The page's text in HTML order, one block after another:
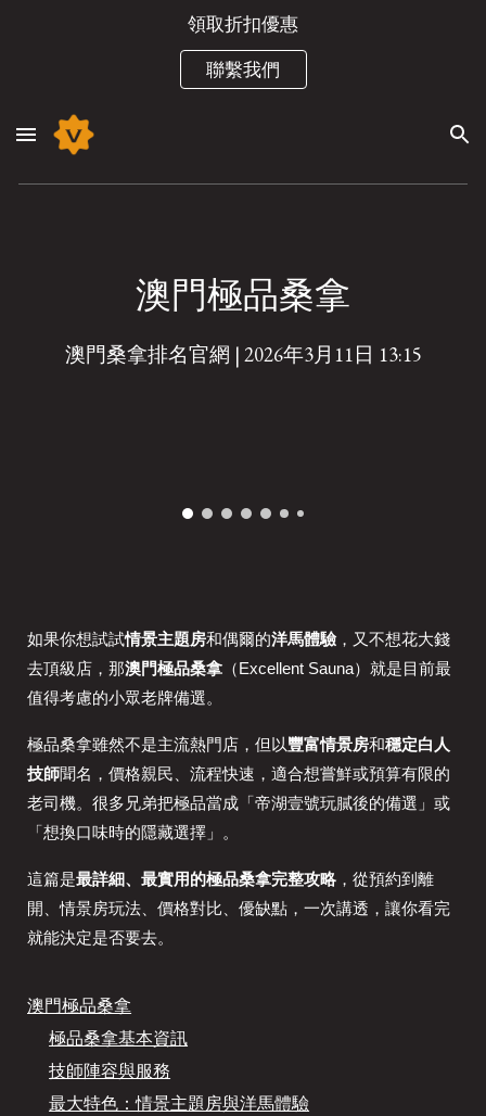
領取折扣優惠
聯繫我們
澳門極品桑拿
澳門桑拿排名官網 | 2026年3月11日 13:15
如果你想試試情景主題房和偶爾的洋馬體驗，又不想花大錢
去頂級店，那澳門極品桑拿 （Excellent Sauna）就是目前最
值得考慮的小眾老牌備選。
極品桑拿雖然不是主流熱門店，但以豐富情景房和穩定白人
技師聞名，價格親民、流程快速，適合想嘗鮮或預算有限的
老司機。很多兄弟把極品當成「帝湖壹號玩膩後的備選」或
「想換口味時的隱藏選擇」。
這篇是最詳細、最實用的極品桑拿完整攻略 ，從預約到離
開、情景房玩法、價格對比、優缺點，一次講透，讓你看完
就能決定是否要去。
澳門極品桑拿
極品桑拿基本資訊
技師陣容與服務
最大特色：情景主題房與洋馬體驗